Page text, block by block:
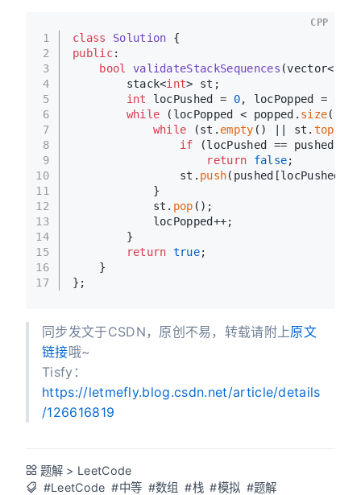
1
2
3
4
5
6
7
8
9
10
11
12
13
14
15
16
17
class Solution {
public:
bool
validateStackSequences (vector<
        stack<
int> st;
int locPushed = 0, locPopped =
while (locPopped < popped. size()) {
while (st. empty () || st. top
if (locPushed == pushed.
return
false;
                st.
push
            }
            st.
pop ();
            locPopped++;
        }
return true;
    }
};
CPP
同步发文于CSDN，原创不易，转载请附上原文
链接哦~
Tisfy：
https://letmefly.blog.csdn.net/article/details
/126616819
题解 > LeetCode
#LeetCode #中等 #数组 #栈 #模拟 #题解